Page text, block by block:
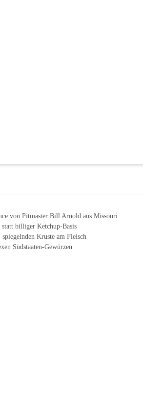
von Pitmaster Bill Arnold aus Missouri
statt billiger Ketchup-Basis
Kruste am Fleisch
Südstaaten-Gewürzen